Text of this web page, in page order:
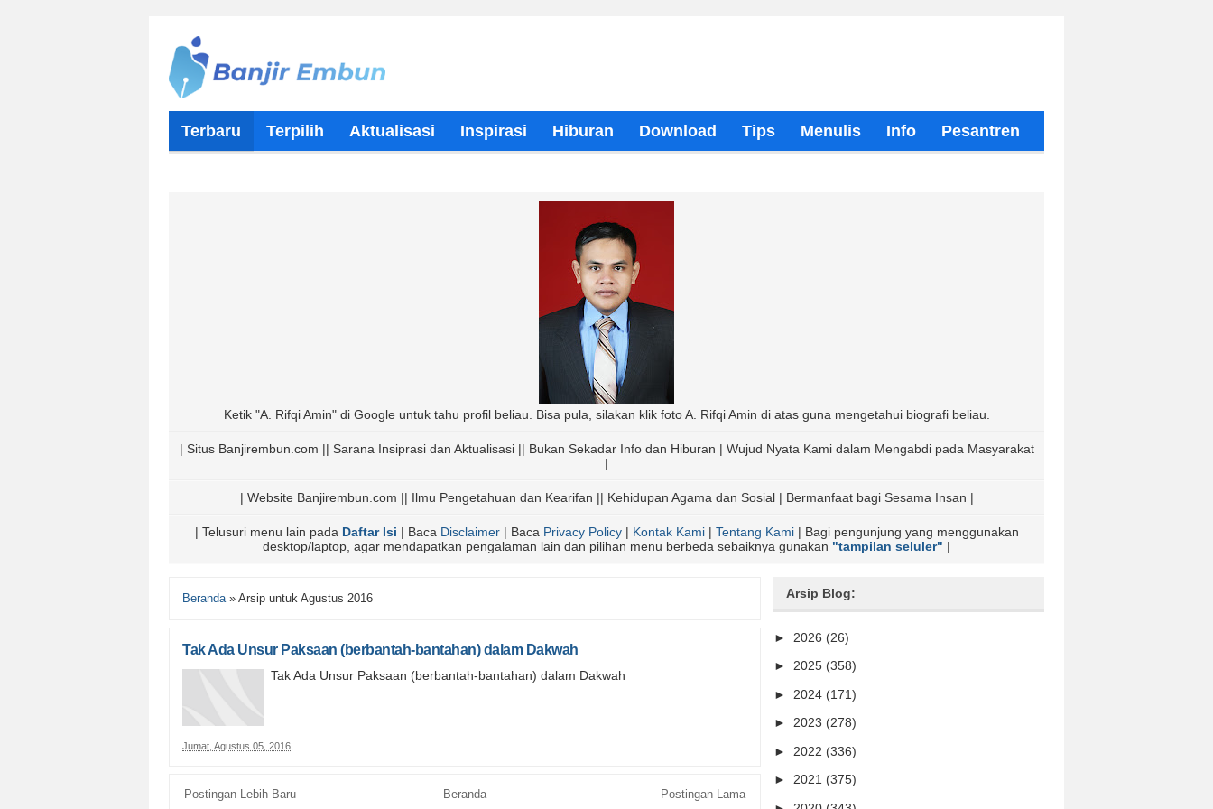
Terbaru Terpilih Aktualisasi Inspirasi Hiburan Download Tips Menulis Info Pesantren
Ketik "A. Rifqi Amin" di Google untuk tahu profil beliau. Bisa pula, silakan klik foto A. Rifqi Amin di atas guna mengetahui biografi beliau.
| Situs Banjirembun.com || Sarana Insiprasi dan Aktualisasi || Bukan Sekadar Info dan Hiburan | Wujud Nyata Kami dalam Mengabdi pada Masyarakat
|
| Website Banjirembun.com || Ilmu Pengetahuan dan Kearifan || Kehidupan Agama dan Sosial | Bermanfaat bagi Sesama Insan |
| Telusuri menu lain pada Daftar Isi | Baca Disclaimer| Baca Privacy Policy| Kontak Kami| Tentang Kami| Bagi pengunjung yang menggunakan
desktop/laptop, agar mendapatkan pengalaman lain dan pilihan menu berbeda sebaiknya gunakan "tampilan seluler" |
Beranda » Arsip untuk Agustus 2016
Tak Ada Unsur Paksaan (berbantah-bantahan) dalam Dakwah
Tak Ada Unsur Paksaan (berbantah-bantahan) dalam Dakwah
Jumat, Agustus 05, 2016
Postingan Lebih Baru Postingan Lama
Beranda
Arsip Blog:
► 2026 (26)
► 2025 (358)
► 2024 (171)
► 2023 (278)
► 2022 (336)
► 2021 (375)